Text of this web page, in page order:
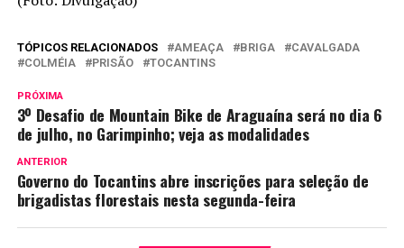
TÓPICOS RELACIONADOS AMEAÇA BRIGA
CAVALGADA
COLMÉIA
PRISÃO TOCANTINS
PRÓXIMA
3º Desafio de Mountain Bike de Araguaína será no dia 6
de julho, no Garimpinho; veja as modalidades
ANTERIOR
Governo do Tocantins abre inscrições para seleção de
brigadistas florestais nesta segunda-feira